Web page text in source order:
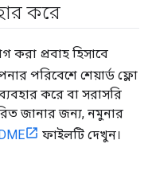
করে
করা প্রবাহ হিসাবে
পরিবেশে শেয়ার্ড ফ্লো
করে বা সরাসরি
জানার জন্য, নমুনার
ফাইলটি দেখুন।